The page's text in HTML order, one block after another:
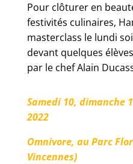
Pour clôturer en
festivités culinaires,
masterclass le lundi
devant quelques
par le chef Alain
Samedi 10, dimanche
2022
Omnivore, auParc
Vincennes)